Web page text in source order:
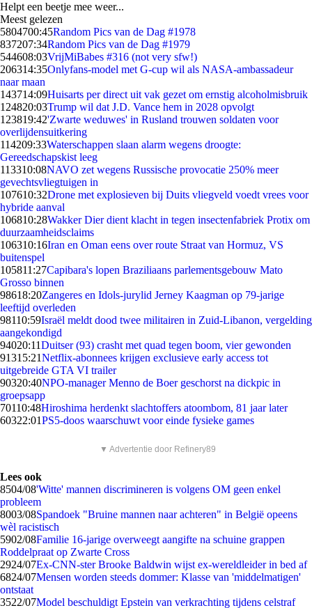
Helpt een beetje mee weer...
Meest gelezen
5804700:45Random Pics van de Dag #1978
837207:34Random Pics van de Dag #1979
544608:03VrijMiBabes #316 (not very sfw!)
206314:35Onlyfans-model met G-cup wil als NASA-ambassadeur
naar maan
143714:09Huisarts per direct uit vak gezet om ernstig alcoholmisbruik
124820:03Trump wil dat J.D. Vance hem in 2028 opvolgt
123819:42'Zwarte weduwes' in Rusland trouwen soldaten voor
overlijdensuitkering
114209:33Waterschappen slaan alarm wegens droogte:
Gereedschapskist leeg
113310:08NAVO zet wegens Russische provocatie 250% meer
gevechtsvliegtuigen in
107610:32Drone met explosieven bij Duits vliegveld voedt vrees voor
hybride aanval
106810:28Wakker Dier dient klacht in tegen insectenfabriek Protix om
duurzaamheidsclaims
106310:16Iran en Oman eens over route Straat van Hormuz, VS
buitenspel
105811:27Capibara's lopen Braziliaans parlementsgebouw Mato
Grosso binnen
98618:20Zangeres en Idols-jurylid Jerney Kaagman op 79-jarige
leeftijd overleden
98110:59Israël meldt dood twee militairen in Zuid-Libanon, vergelding
aangekondigd
94020:11Duitser (93) crasht met quad tegen boom, vier gewonden
91315:21Netflix-abonnees krijgen exclusieve early access tot
uitgebreide GTA VI trailer
90320:40NPO-manager Menno de Boer geschorst na dickpic in
groepsapp
70110:48Hiroshima herdenkt slachtoffers atoombom, 81 jaar later
60322:01PS5-doos waarschuwt voor einde fysieke games
▼ Advertentie door Refinery89
Lees ook
8504/08'Witte' mannen discrimineren is volgens OM geen enkel
probleem
8003/08Spandoek "Bruine mannen naar achteren" in België opeens
wèl racistisch
5902/08Familie 16-jarige overweegt aangifte na schuine grappen
Roddelpraat op Zwarte Cross
2924/07Ex-CNN-ster Brooke Baldwin wijst ex-wereldleider in bed af
6824/07Mensen worden steeds dommer: Klasse van 'middelmatigen'
ontstaat
3522/07Model beschuldigt Epstein van verkrachting tijdens celstraf